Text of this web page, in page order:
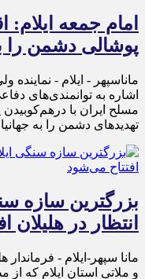
امام جمعه ایلام:
پوشالی دشمن را
ماناسپهر - ایلام - نماینده
اشاره به توانمندی‌های
مسلح ایران با درهم‌کوبیدن
تهدیدهای دشمن را به
انتظار در هلیلان
مانا سپهر-ایلام -
و ملاتی استان ایلام که